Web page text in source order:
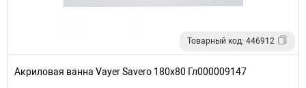
Товарный код: 446912
Акриловая ванна Vayer Savero 180x80 Гл000009147